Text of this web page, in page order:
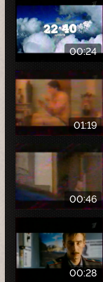
00:24
01:19
00:46
00:28